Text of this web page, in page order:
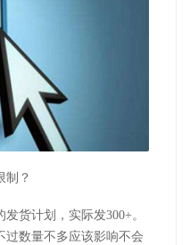
制？
货计划，实际发300+。
过数量不多应该影响不会